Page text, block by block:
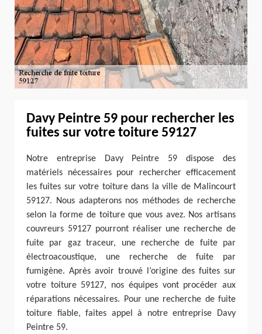
Davy Peintre 59 pour rechercher les
fuites sur votre toiture 59127
Notre entreprise Davy Peintre 59 dispose des
matériels nécessaires pour rechercher efficacement
les fuites sur votre toiture dans la ville de Malincourt
59127. Nous adapterons nos méthodes de recherche
selon la forme de toiture que vous avez. Nos artisans
couvreurs 59127 pourront réaliser une recherche de
fuite par gaz traceur, une recherche de fuite par
électroacoustique, une recherche de fuite par
fumigène. Après avoir trouvé l’origine des fuites sur
votre toiture 59127, nos équipes vont procéder aux
réparations nécessaires. Pour une recherche de fuite
toiture fiable, faites appel à notre entreprise Davy
Peintre 59.